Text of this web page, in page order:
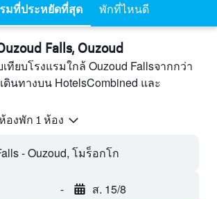
มที่ประหยัดที่สุด พักที่ไหนดี
Falls, Ouzoud
ทียบโรงแรมใกล้ Ouzoud Fallsจากกว่า
ดินทางบน HotelsCombined และ
องพัก 1 ห้อง
- Ouzoud, โมร็อกโก
- ส. 15/8